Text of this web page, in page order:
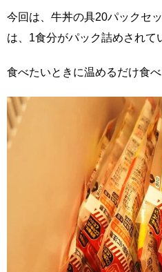
今回は、牛丼の具20パックセ
は、1食分がパック詰めされて
食べたいときに温めるだけ食